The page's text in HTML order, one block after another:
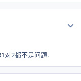
对2都不是问题.